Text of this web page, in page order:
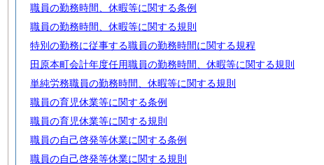
職員の勤務時間、休暇等に関する条例
職員の勤務時間、休暇等に関する規則
特別の勤務に従事する職員の勤務時間に関する規程
田原本町会計年度任用職員の勤務時間、休暇等に関する規則
単純労務職員の勤務時間、休暇等に関する規則
職員の育児休業等に関する条例
職員の育児休業等に関する規則
職員の自己啓発等休業に関する条例
職員の自己啓発等休業に関する規則